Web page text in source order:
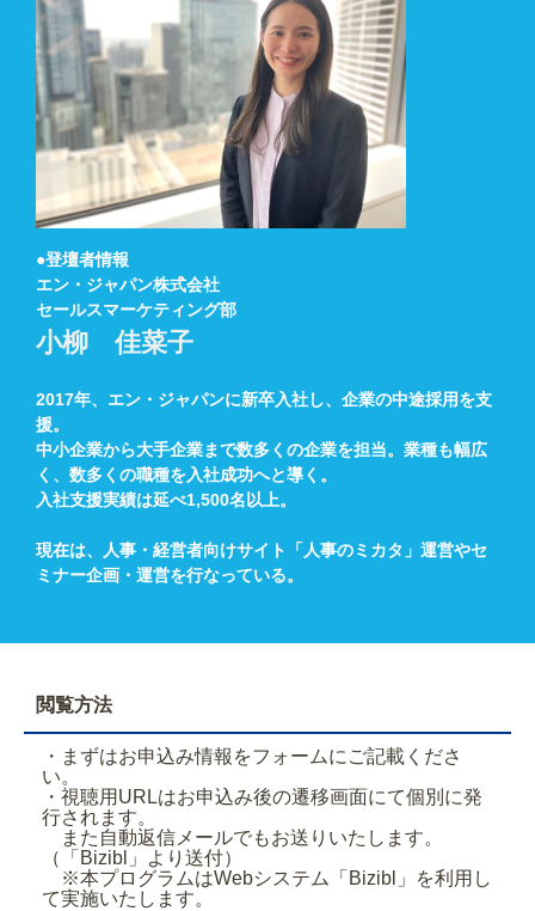
●登壇者情報
エン・ジャパン株式会社
セールスマーケティング部
小柳 佳菜子
2017年、エン・ジャパンに新卒入社し、企業の中途採用を支
援。
中小企業から大手企業まで数多くの企業を担当。業種も幅広
く、数多くの職種を入社成功へと導く。
入社支援実績は延べ1,500名以上。
現在は、人事・経営者向けサイト「人事のミカタ」運営やセ
ミナー企画・運営を行なっている。
閲覧方法
・まずはお申込み情報をフォームにご記載くださ
い。
・視聴用URLはお申込み後の遷移画面にて個別に発
行されます。
また自動返信メールでもお送りいたします。
（「Bizibl」より送付）
※本プログラムはWebシステム「Bizibl」を利用し
て実施いたします。